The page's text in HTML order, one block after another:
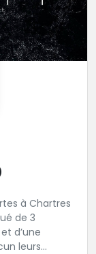
à Chartres
de 3
d’une
leurs